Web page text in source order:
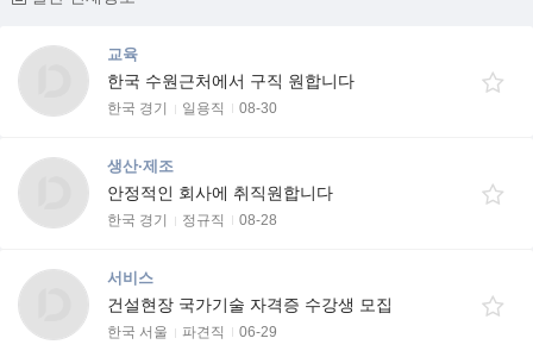
교육
한국 수원근처에서 구직 원합니다
한국 경기 일용직 08-30
생산·제조
안정적인 회사에 취직원합니다
한국 경기 정규직 08-28
서비스
건설현장 국가기술 자격증 수강생 모집
한국 서울 파견직 06-29